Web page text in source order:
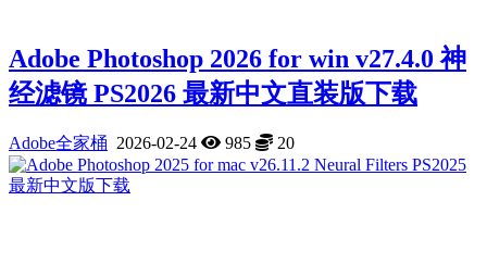
Adobe Photoshop 2026 for win v27.4.0 神
经滤镜 PS2026 最新中文直装版下载
Adobe全家桶 2026-02-24 985 20